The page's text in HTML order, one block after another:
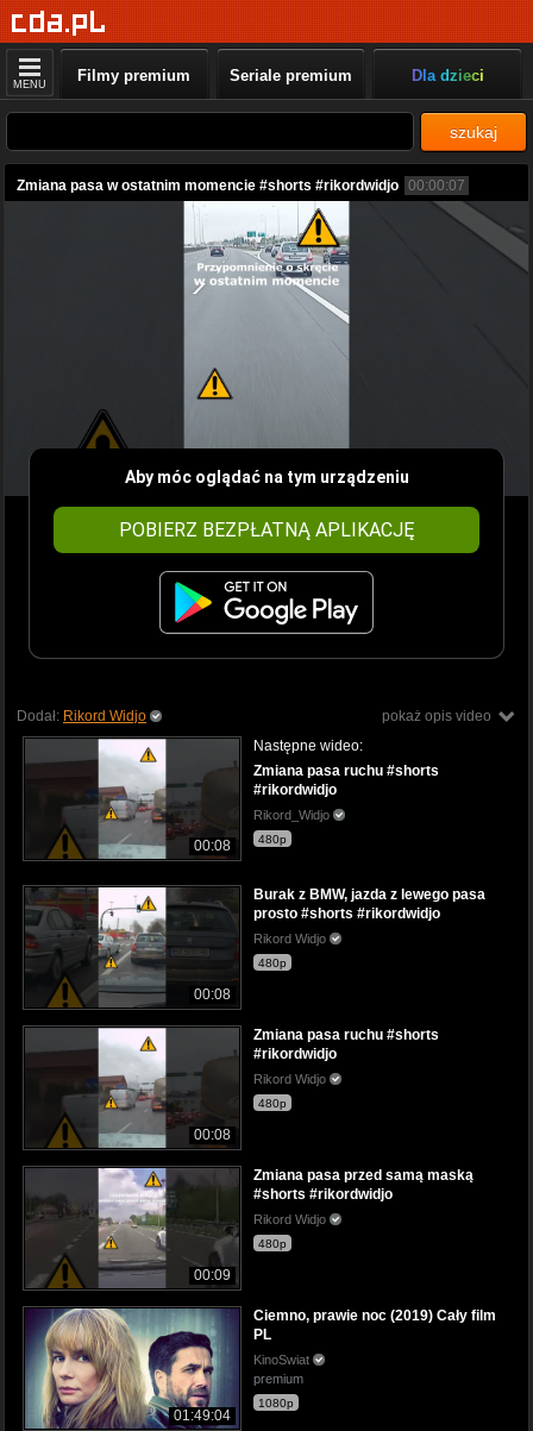
MENU Filmy premium Seriale premium Dla dzieci
szukaj
Zmiana pasa w ostatnim momencie #shorts #rikordwidjo 00:00:07
Aby móc oglądać na tym urządzeniu
POBIERZ BEZPŁATNĄ APLIKACJĘ
pokaż opis video
Dodał: Rikord Widjo
00:08
Następne wideo:
Zmiana pasa ruchu #shorts
#rikordwidjo
Rikord_Widjo
480p
00:08
Burak z BMW, jazda z lewego pasa
prosto #shorts #rikordwidjo
Rikord Widjo
480p
00:08
Zmiana pasa ruchu #shorts
#rikordwidjo
Rikord Widjo
480p
00:09
Zmiana pasa przed samą maską
#shorts #rikordwidjo
Rikord Widjo
480p
01:49:04
Ciemno, prawie noc (2019) Cały film
PL
KinoSwiat
premium
1080p